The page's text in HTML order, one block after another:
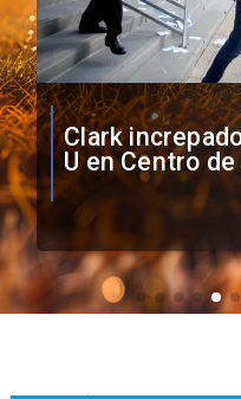
Vozinha firma
Colo como